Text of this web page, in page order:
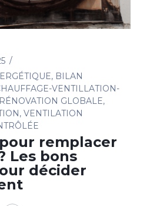
, BILAN
VENTILLATION-
RÉNOVATION GLOBALE,
, VENTILATION
remplacer
Les bons
décider